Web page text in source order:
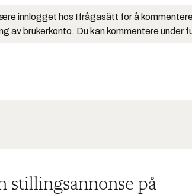
innlogget hos Ifrågasätt for å
av brukerkonto. Du kan kommentere under
stillingsannonse på